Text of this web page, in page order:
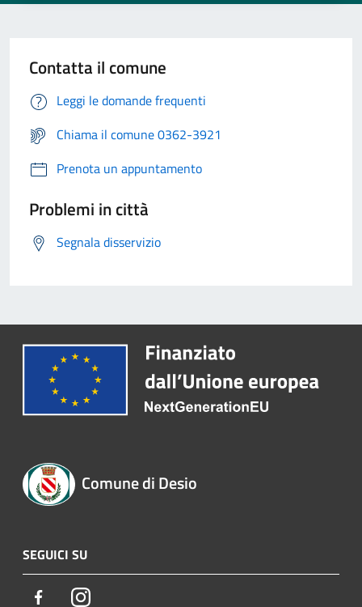
Contatta il comune
Leggi le domande frequenti
Chiama il comune 0362-3921
Prenota un appuntamento
Problemi in città
Segnala disservizio
Comune di Desio
SEGUICI SU
FacebookInstagram